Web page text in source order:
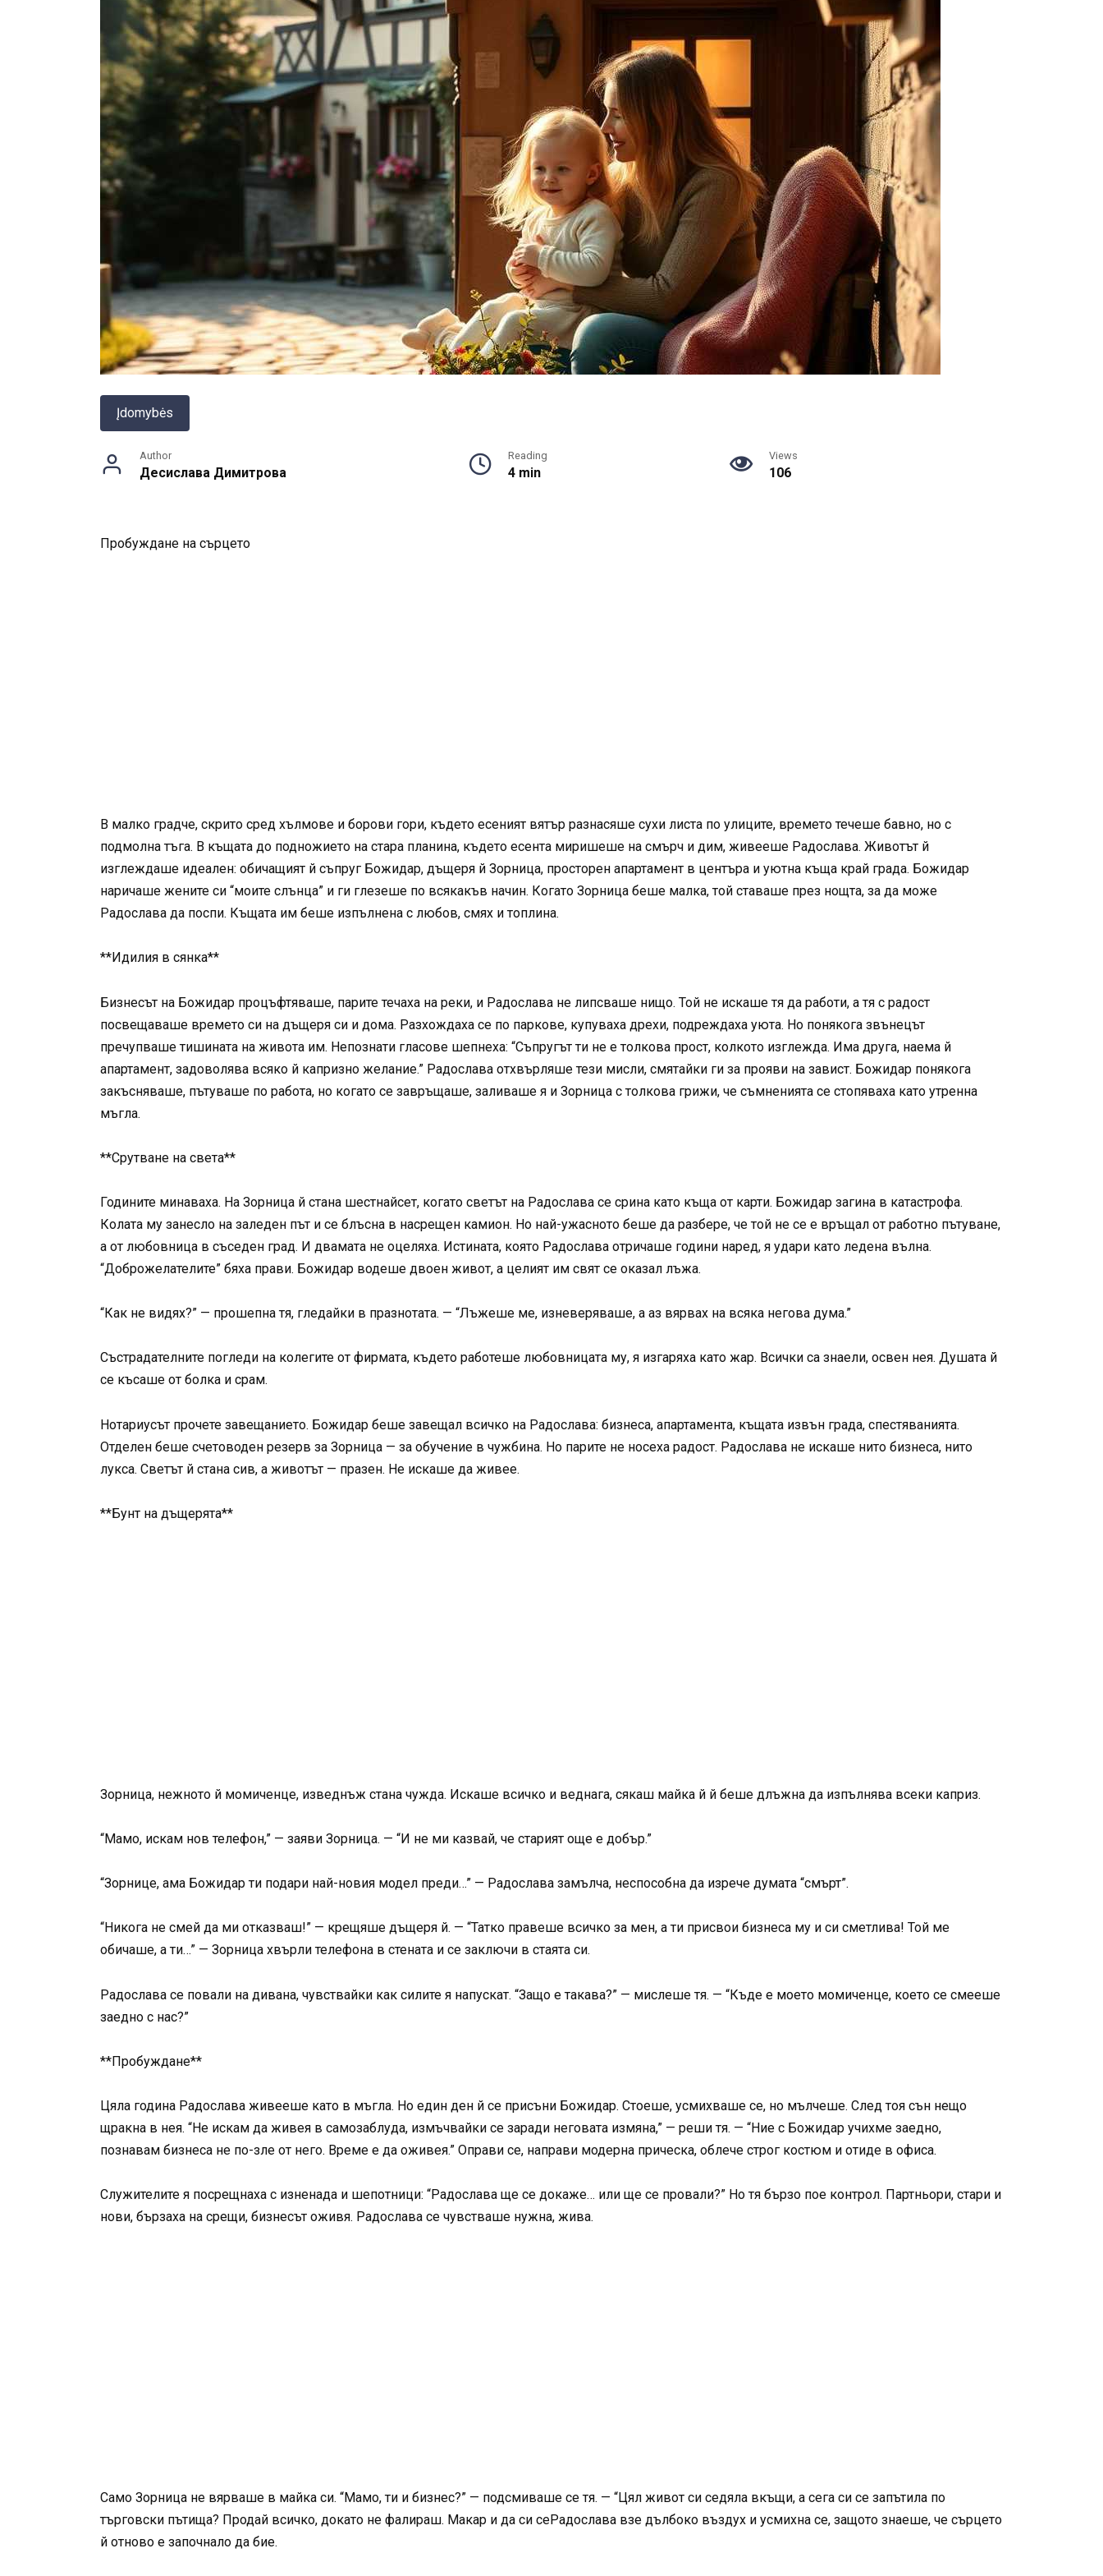
Įdomybės
Author
Десислава Димитрова
Reading
4 min
Views
106
Пробуждане на сърцето
В малко градче, скрито сред хълмове и борови гори, където есеният вятър разнасяше сухи листа по улиците, времето течеше бавно, но с
подмолна тъга. В къщата до подножието на стара планина, където есента миришеше на смърч и дим, живееше Радослава. Животът й
изглеждаше идеален: обичащият й съпруг Божидар, дъщеря й Зорница, просторен апартамент в центъра и уютна къща край града. Божидар
наричаше жените си “моите слънца” и ги глезеше по всякакъв начин. Когато Зорница беше малка, той ставаше през нощта, за да може
Радослава да поспи. Къщата им беше изпълнена с любов, смях и топлина.
**Идилия в сянка**
Бизнесът на Божидар процъфтяваше, парите течаха на реки, и Радослава не липсваше нищо. Той не искаше тя да работи, а тя с радост
посвещаваше времето си на дъщеря си и дома. Разхождаха се по паркове, купуваха дрехи, подреждаха уюта. Но понякога звънецът
пречупваше тишината на живота им. Непознати гласове шепнеха: “Съпругът ти не е толкова прост, колкото изглежда. Има друга, наема й
апартамент, задоволява всяко й капризно желание.” Радослава отхвърляше тези мисли, смятайки ги за прояви на завист. Божидар понякога
закъсняваше, пътуваше по работа, но когато се завръщаше, заливаше я и Зорница с толкова грижи, че съмненията се стопяваха като утренна
мъгла.
**Срутване на света**
Годините минаваха. На Зорница й стана шестнайсет, когато светът на Радослава се срина като къща от карти. Божидар загина в катастрофа.
Колата му занесло на заледен път и се блъсна в насрещен камион. Но най-ужасното беше да разбере, че той не се е връщал от работно пътуване,
а от любовница в съседен град. И двамата не оцеляха. Истината, която Радослава отричаше години наред, я удари като ледена вълна.
“Доброжелателите” бяха прави. Божидар водеше двоен живот, а целият им свят се оказал лъжа.
“Как не видях?” — прошепна тя, гледайки в празнотата. — “Лъжеше ме, изневеряваше, а аз вярвах на всяка негова дума.”
Състрадателните погледи на колегите от фирмата, където работеше любовницата му, я изгаряха като жар. Всички са знаели, освен нея. Душата й
се късаше от болка и срам.
Нотариусът прочете завещанието. Божидар беше завещал всичко на Радослава: бизнеса, апартамента, къщата извън града, спестяванията.
Отделен беше счетоводен резерв за Зорница — за обучение в чужбина. Но парите не носеха радост. Радослава не искаше нито бизнеса, нито
лукса. Светът й стана сив, а животът — празен. Не искаше да живее.
**Бунт на дъщерята**
Зорница, нежното й момиченце, изведнъж стана чужда. Искаше всичко и веднага, сякаш майка й й беше длъжна да изпълнява всеки каприз.
“Мамо, искам нов телефон,” — заяви Зорница. — “И не ми казвай, че старият още е добър.”
“Зорнице, ама Божидар ти подари най-новия модел преди…” — Радослава замълча, неспособна да изрече думата “смърт”.
“Никога не смей да ми отказваш!” — крещяше дъщеря й. — “Татко правеше всичко за мен, а ти присвои бизнеса му и си сметлива! Той ме
обичаше, а ти…” — Зорница хвърли телефона в стената и се заключи в стаята си.
Радослава се повали на дивана, чувствайки как силите я напускат. “Защо е такава?” — мислеше тя. — “Къде е моето момиченце, което се смееше
заедно с нас?”
**Пробуждане**
Цяла година Радослава живееше като в мъгла. Но един ден й се присъни Божидар. Стоеше, усмихваше се, но мълчеше. След тоя сън нещо
щракна в нея. “Не искам да живея в самозаблуда, измъчвайки се заради неговата измяна,” — реши тя. — “Ние с Божидар учихме заедно,
познавам бизнеса не по-зле от него. Време е да оживея.” Оправи се, направи модерна прическа, облече строг костюм и отиде в офиса.
Служителите я посрещнаха с изненада и шепотници: “Радослава ще се докаже… или ще се провали?” Но тя бързо пое контрол. Партньори, стари и
нови, бързаха на срещи, бизнесът оживя. Радослава се чувстваше нужна, жива.
Само Зорница не вярваше в майка си. “Мамо, ти и бизнес?” — подсмиваше се тя. — “Цял живот си седяла вкъщи, а сега си се запътила по
търговски пътища? Продай всичко, докато не фалираш. Макар и да си сеРадослава взе дълбоко въздух и усмихна се, защото знаеше, че сърцето
й отново е започнало да бие.